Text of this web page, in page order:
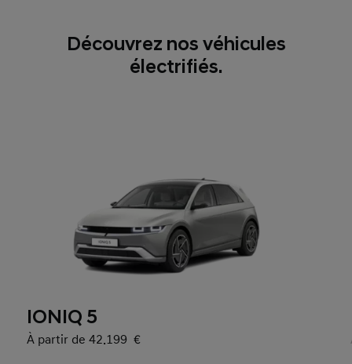
Découvrez nos véhicules
électrifiés.
IONIQ 5
À partir de 42.199 €